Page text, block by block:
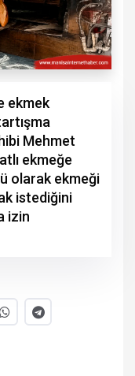
ekmek
Mehmet
ekmeğe
olarak ekmeği
istediğini
izin